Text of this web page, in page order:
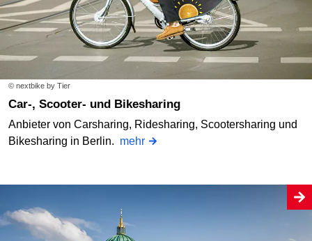
© nextbike by Tier
Car-, Scooter- und Bikesharing
Anbieter von Carsharing, Ridesharing, Scootersharing und
Bikesharing in Berlin. mehr